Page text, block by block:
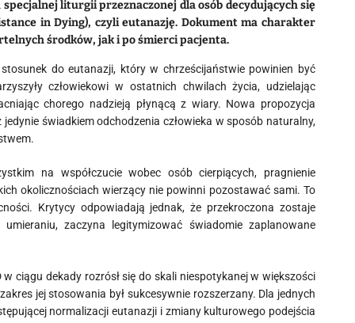
liturgii przeznaczonej dla osób decydujących się
in Dying), czyli eutanazję. Dokument ma charakter
środków, jak i po śmierci pacjenta.
do eutanazji, który w chrześcijaństwie powinien być
człowiekowi w ostatnich chwilach życia, udzielając
chorego nadzieją płynącą z wiary. Nowa propozycja
świadkiem odchodzenia człowieka w sposób naturalny,
na współczucie wobec osób cierpiących, pragnienie
okolicznościach wierzący nie powinni pozostawać sami. To
Krytycy odpowiadają jednak, że przekroczona zostaje
zaczyna legitymizować świadomie zaplanowane
ciągu dekady rozrósł się do skali niespotykanej w większości
jej stosowania był sukcesywnie rozszerzany. Dla jednych
normalizacji eutanazji i zmiany kulturowego podejścia